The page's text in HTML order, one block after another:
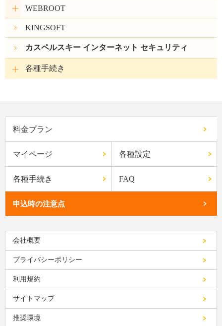
WEBROOT
KINGSOFT
カスペルスキー インターネット セキュリティ
各種手続き
料金プラン
マイページ 各種設定
各種手続き FAQ
申込時の注意点
会社概要
プライバシーポリシー
利用規約
サイトマップ
推奨環境